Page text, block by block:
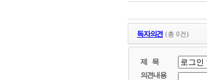
독자의견 (총 0건)
제 목
의견내용